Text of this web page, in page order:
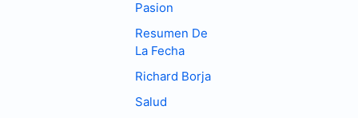
Pasion
Resumen De
La Fecha
Richard Borja
Salud